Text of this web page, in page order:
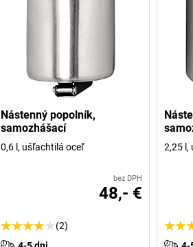
Nástenný popolník,
samozhášací
0,6 l, ušľachtilá oceľ
bez DPH
48,- €
(2)
2,25 l,